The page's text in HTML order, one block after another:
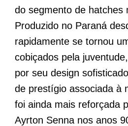
do segmento de hatches
Produzido no Paraná
rapidamente se tornou
cobiçados pela
por seu design
de prestígio associada à
foi ainda mais reforçada
Ayrton Senna nos anos